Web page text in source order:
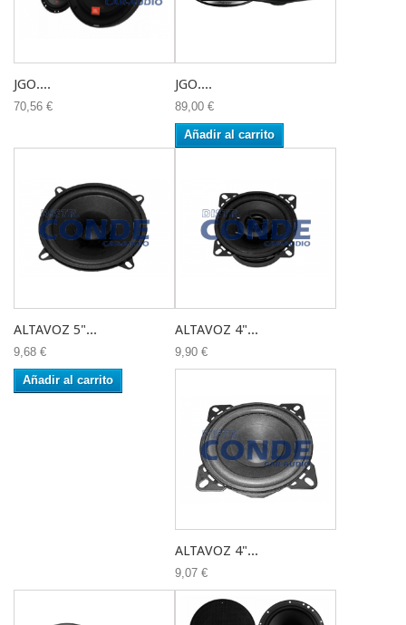
JGO....
70,56 €
JGO....
89,00 €
Añadir al carrito
ALTAVOZ 5"...
9,68 €
Añadir al carrito
ALTAVOZ 4"...
9,90 €
ALTAVOZ 4"...
9,07 €